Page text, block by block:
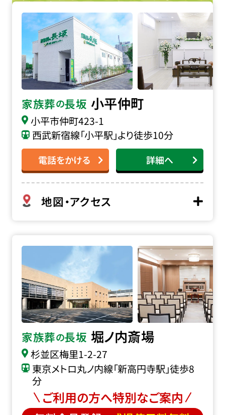
家族葬の長坂 小平仲町
小平市仲町423-1
西武新宿線「小平駅」より徒歩10分
電話をかける 詳細へ
地図・アクセス
家族葬の長坂 小平仲町の詳細へ
家族葬の長坂 堀ノ内斎場
杉並区梅里1-2-27
東京メトロ丸ノ内線「新高円寺駅」徒歩8
分
ご利用の方へ特別なご案内
堀ノ内斎場の詳細へ